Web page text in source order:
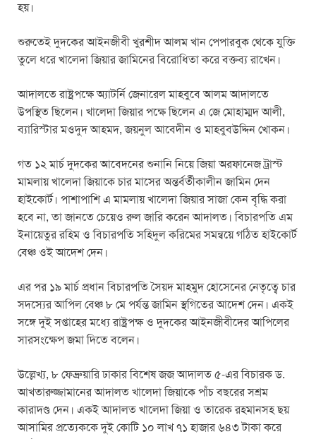
হয়।
শুরুতেই দুদকের আইনজীবী খুরশীদ আলম খান পেপারবুক থেকে যুক্তি
তুলে ধরে খালেদা জিয়ার জামিনের বিরোধিতা করে বক্তব্য রাখেন।
আদালতে রাষ্ট্রপক্ষে অ্যাটর্নি জেনারেল মাহবুবে আলম আদালতে
উপস্থিত ছিলেন। খালেদা জিয়ার পক্ষে ছিলেন এ জে মোহাম্মদ আলী,
ব্যারিস্টার মওদুদ আহমদ, জয়নুল আবেদীন ও মাহবুবউদ্দিন খোকন।
গত ১২ মার্চ দুদকের আবেদনের শুনানি নিয়ে জিয়া অরফানেজ ট্রাস্ট
মামলায় খালেদা জিয়াকে চার মাসের অন্তর্বর্তীকালীন জামিন দেন
হাইকোর্ট। পাশাপাশি এ মামলায় খালেদা জিয়ার সাজা কেন বৃদ্ধি করা
হবে না, তা জানতে চেয়েও রুল জারি করেন আদালত। বিচারপতি এম
ইনায়েতুর রহিম ও বিচারপতি সহিদুল করিমের সমন্বয়ে গঠিত হাইকোর্ট
বেঞ্চ ওই আদেশ দেন।
এর পর ১৯ মার্চ প্রধান বিচারপতি সৈয়দ মাহমুদ হোসেনের নেতৃত্বে চার
সদস্যের আপিল বেঞ্চ ৮ মে পর্যন্ত জামিন স্থগিতের আদেশ দেন। একই
সঙ্গে দুই সপ্তাহের মধ্যে রাষ্ট্রপক্ষ ও দুদকের আইনজীবীদের আপিলের
সারসংক্ষেপ জমা দিতে বলেন।
উল্লেখ্য, ৮ ফেব্রুয়ারি ঢাকার বিশেষ জজ আদালত ৫-এর বিচারক ড.
আখতারুজ্জামানের আদালত খালেদা জিয়াকে পাঁচ বছরের সশ্রম
কারাদণ্ড দেন। একই আদালত খালেদা জিয়া ও তারেক রহমানসহ ছয়
আসামির প্রত্যেককে দুই কোটি ১০ লাখ ৭১ হাজার ৬৪৩ টাকা করে